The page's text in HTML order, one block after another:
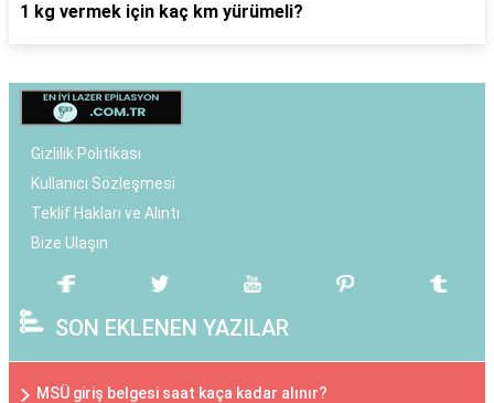
1 kg vermek için kaç km yürümeli?
Gizlilik Politikası
Kullanıcı Sözleşmesi
Teklif Hakları ve Alıntı
Bize Ulaşın
SON EKLENEN YAZILAR
MSÜ giriş belgesi saat kaça kadar alınır?